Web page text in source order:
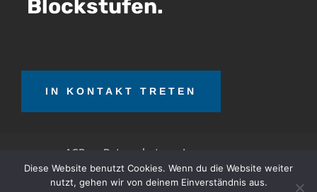
Blockstufen.
IN KONTAKT TRETEN
AGB Datenschutz Impressum
Diese Website benutzt Cookies. Wenn du die Website weiter
nutzt, gehen wir von deinem Einverständnis aus.